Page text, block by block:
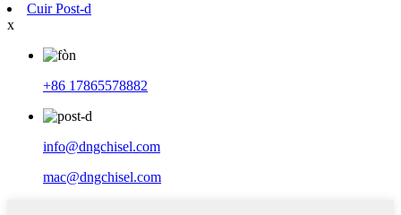
Cuir Post-d
x
+86 17865578882
info@dngchisel.com
mac@dngchisel.com